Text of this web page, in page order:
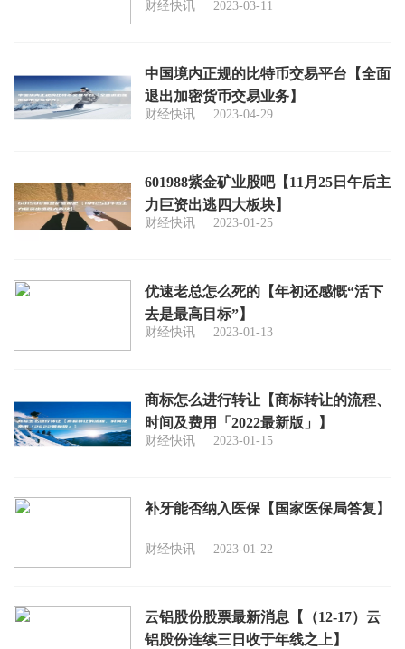
财经快讯 2023-03-11
中国境内正规的比特币交易平台【全面
退出加密货币交易业务】
财经快讯 2023-04-29
601988紫金矿业股吧【11月25日午后主
力巨资出逃四大板块】
财经快讯 2023-01-25
优速老总怎么死的【年初还感慨“活下
去是最高目标”】
财经快讯 2023-01-13
商标怎么进行转让【商标转让的流程、
时间及费用「2022最新版」】
财经快讯 2023-01-15
补牙能否纳入医保【国家医保局答复】
财经快讯 2023-01-22
云铝股份股票最新消息【（12-17）云
铝股份连续三日收于年线之上】